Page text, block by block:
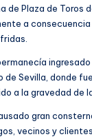
de Plaza de Toros
a consecuencia
de Sevilla, donde
a la gravedad de
gran
vecinos y